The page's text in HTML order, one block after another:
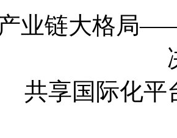
业链大格局
共享国际化平